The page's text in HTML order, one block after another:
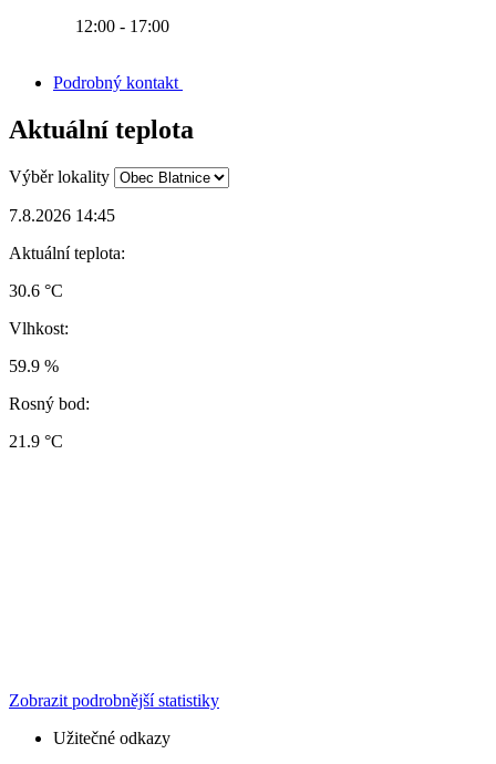
12:00 - 17:00
Podrobný kontakt
Aktuální teplota
Výběr lokality
7.8.2026 14:45
Aktuální teplota:
30.6 °C
Vlhkost:
59.9 %
Rosný bod:
21.9 °C
Zobrazit podrobnější statistiky
Užitečné odkazy